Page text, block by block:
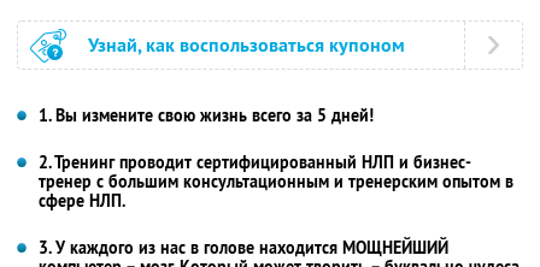
Узнай, как воспользоваться купоном
1. Вы измените свою жизнь всего за 5 дней!
2. Тренинг проводит сертифицированный НЛП и бизнес-
тренер с большим консультационным и тренерским опытом в
сфере НЛП.
3. У каждого из нас в голове находится МОЩНЕЙШИЙ